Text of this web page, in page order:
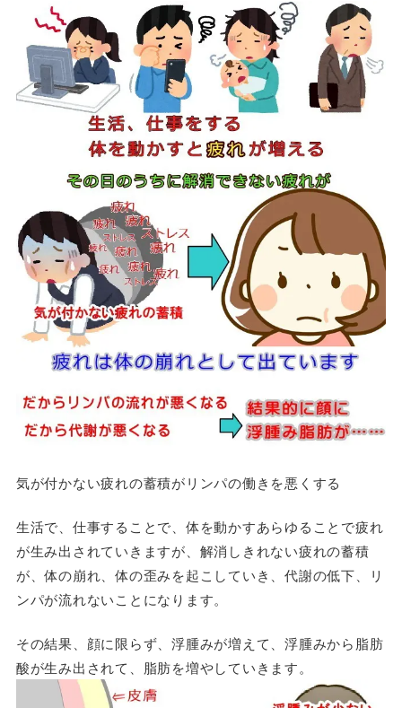
気が付かない疲れの蓄積がリンパの働きを悪くする
生活で、仕事することで、体を動かすあらゆることで疲れ
が生み出されていきますが、解消しきれない疲れの蓄積
が、体の崩れ、体の歪みを起こしていき、代謝の低下、リ
ンパが流れないことになります。
その結果、顔に限らず、浮腫みが増えて、浮腫みから脂肪
酸が生み出されて、脂肪を増やしていきます。